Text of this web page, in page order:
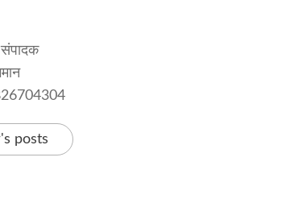
संपादक
posts